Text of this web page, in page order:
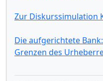
Zur Diskurssimulation
Die aufgerichtete
Grenzen des